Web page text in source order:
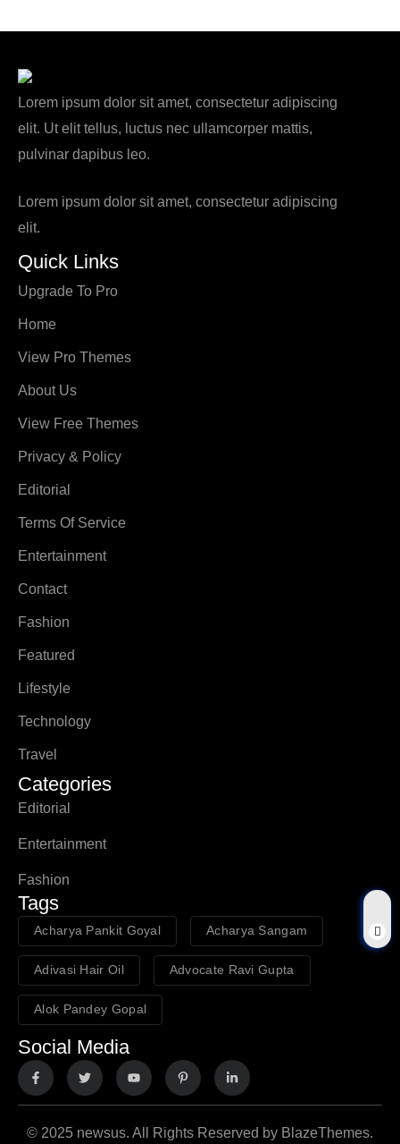
Lorem ipsum dolor sit amet, consectetur adipiscing
elit. Ut elit tellus, luctus nec ullamcorper mattis,
pulvinar dapibus leo.
Lorem ipsum dolor sit amet, consectetur adipiscing
elit.
Quick Links
Upgrade To Pro
Home
View Pro Themes
About Us
View Free Themes
Privacy & Policy
Editorial
Terms Of Service
Entertainment
Contact
Fashion
Featured
Lifestyle
Technology
Travel
Categories
Editorial
Entertainment
Fashion
Tags
Acharya Pankit Goyal Acharya Sangam
Adivasi Hair Oil Advocate Ravi Gupta
Alok Pandey Gopal
Social Media
© 2025 newsus. All Rights Reserved by BlazeThemes.